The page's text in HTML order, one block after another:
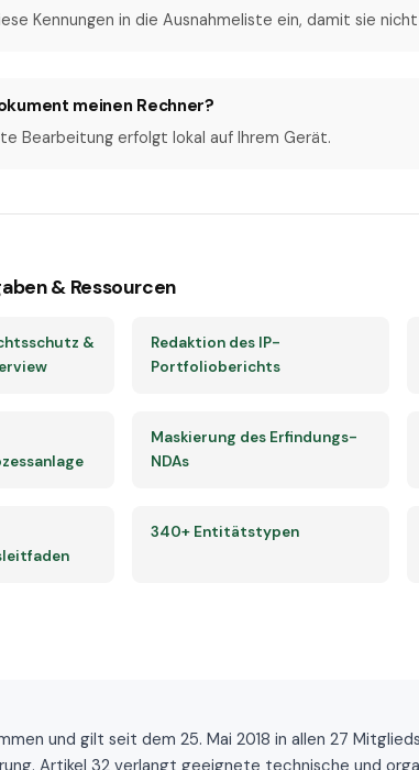
Kennungen in die Ausnahmeliste ein, damit sie
meinen Rechner?
Bearbeitung erfolgt lokal auf Ihrem Gerät.
& Ressourcen
&
Redaktion des IP-
Portfolioberichts
Maskierung des Erfindungs-
NDAs
340+ Entitätstypen
und gilt seit dem 25. Mai 2018 in allen 27